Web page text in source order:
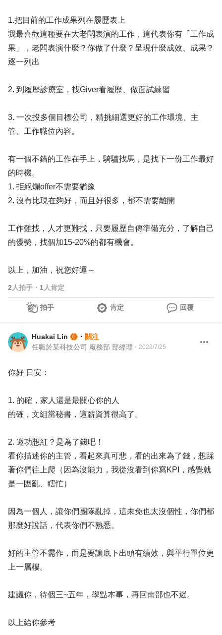
1.把目前的工作成果列在履歷表上
我最喜歡這種要在大老闆表演的工作，這代表你有「工作成
果」，老闆表演什麼？你做了什麼？呈現什麼成效、成果？
逐一列出
2. 到履歷診療室，找Giver看履歷、做面試練習
3. 一次投多個目標公司，精挑細選更好的工作環境、主
管、工作職位內容。
有一個不錯的工作在手上，騎驢找馬，是找下一份工作最好
的時機。
1. 拒絕爛offer不需要猶豫
2. 沒有比現在夠好，而且好很多，都不需要離開
工作難找，人才更難找，只要履歷自傳準備充分，了解自己
的優勢，找個加15-20%的都有機會。
以上，加油，祝您好運～
2 人拍手 ・ 1 人肯定
拍手 肯定 回覆
Huakai Lin ・ 關注
任職於某科技公司 廠務部 部經理 ・ 2022/7/25
你好 日安：
1. 的確，家人還是最關心你的人
的確，文組當秘書，這薪資算很高了。
2. 邀功想紅？是為了錢吧！
看你描述你的主管，看起來真可悲，看的出來為了錢，想踩
著你們往上爬（因為沒能力，我從沒看到你寫KPI，感覺就
是一團亂、瞎忙）
因為一個人，讓你們團隊亂掉，這未免也太沒個性，你們都
那麼好說話，代表你們不熟悉。
好的主管不需作，而是要讓底下出頭有績效，與平行單位更
上一層樓。
建議你，待個三~五年，學點本事，再回南部也不遲。
以上給你參考